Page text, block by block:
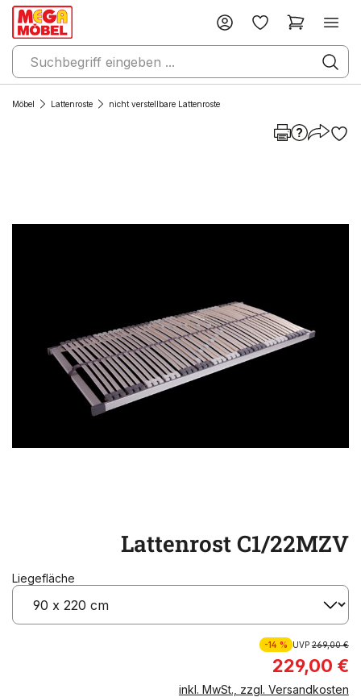
Möbel Lattenroste nicht verstellbare Lattenroste
Lattenrost C1/22MZV
Liegefläche
-14 % UVP269,00 €
229,00 €
inkl. MwSt., zzgl. Versandkosten